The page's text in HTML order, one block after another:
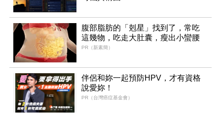
腹部脂肪的「剋星」找到了，常吃
這幾物，吃走大肚囊，瘦出小蠻腰
PR（新素簡）
伴侶和妳一起預防HPV，才有資格
說愛妳！
PR（台灣癌症基金會）